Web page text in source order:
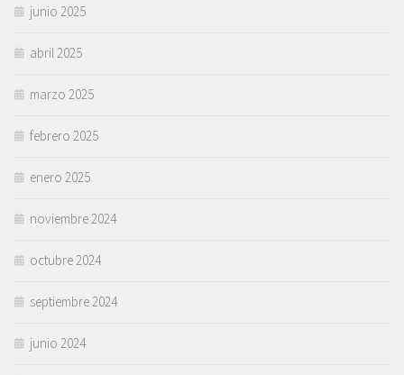
junio 2025
abril 2025
marzo 2025
febrero 2025
enero 2025
noviembre 2024
octubre 2024
septiembre 2024
junio 2024